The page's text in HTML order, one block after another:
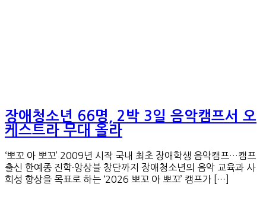
장애청소년 66명, 2박 3일 음악캠프서 오
케스트라 무대 올라
‘뽀꼬 아 뽀꼬’ 2009년 시작 국내 최초 장애학생 음악캠프…캠프
출신 한예종 진학·앙상블 창단까지 장애청소년의 음악 교육과 사
회성 향상을 목표로 하는 ‘2026 뽀꼬 아 뽀꼬’ 캠프가 […]